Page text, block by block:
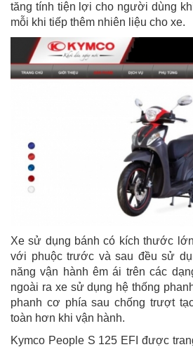
tăng tính tiện lợi cho người dùng
mỗi khi tiếp thêm nhiên liệu cho xe.
Xe sử dụng bánh có kích thước
với phuộc trước và sau đều sử
năng vận hành êm ái trên các
ngoài ra xe sử dụng hệ thống
phanh cơ phía sau chống trượt
toàn hơn khi vận hành.
Kymco People S 125 EFI được